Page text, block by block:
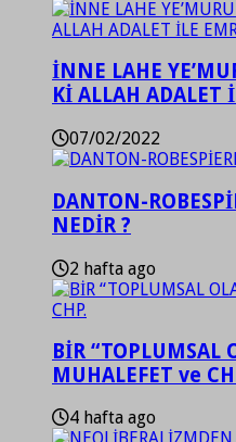
İNNE LAHE
Kİ ALLAH ADALET
07/02/2022
DANTON-
NEDİR ?
2 hafta ago
BİR “TOPLUMSAL
MUHALEFET ve
4 hafta ago